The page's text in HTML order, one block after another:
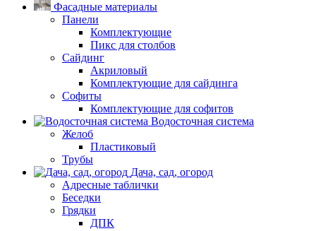
Фасадные материалы
Панели
Комплектующие
Пикс для столбов
Сайдинг
Акриловый
Комплектующие для сайдинга
Софиты
Комплектующие для софитов
Водосточная система
Желоб
Пластиковый
Трубы
Дача, сад, огород
Адресные таблички
Беседки
Грядки
ДПК